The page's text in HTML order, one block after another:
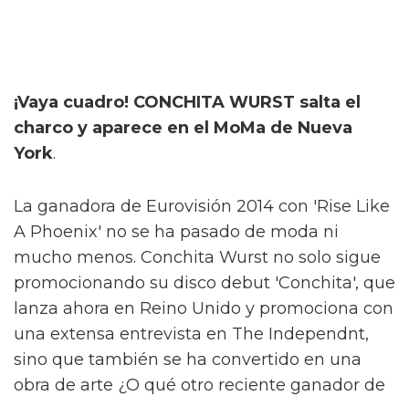
¡Vaya cuadro! CONCHITA WURST salta el
charco y aparece en el MoMa de Nueva
York.
La ganadora de Eurovisión 2014 con 'Rise Like
A Phoenix' no se ha pasado de moda ni
mucho menos. Conchita Wurst no solo sigue
promocionando su disco debut 'Conchita', que
lanza ahora en Reino Unido y promociona con
una extensa entrevista en The Independnt,
sino que también se ha convertido en una
obra de arte ¿O qué otro reciente ganador de